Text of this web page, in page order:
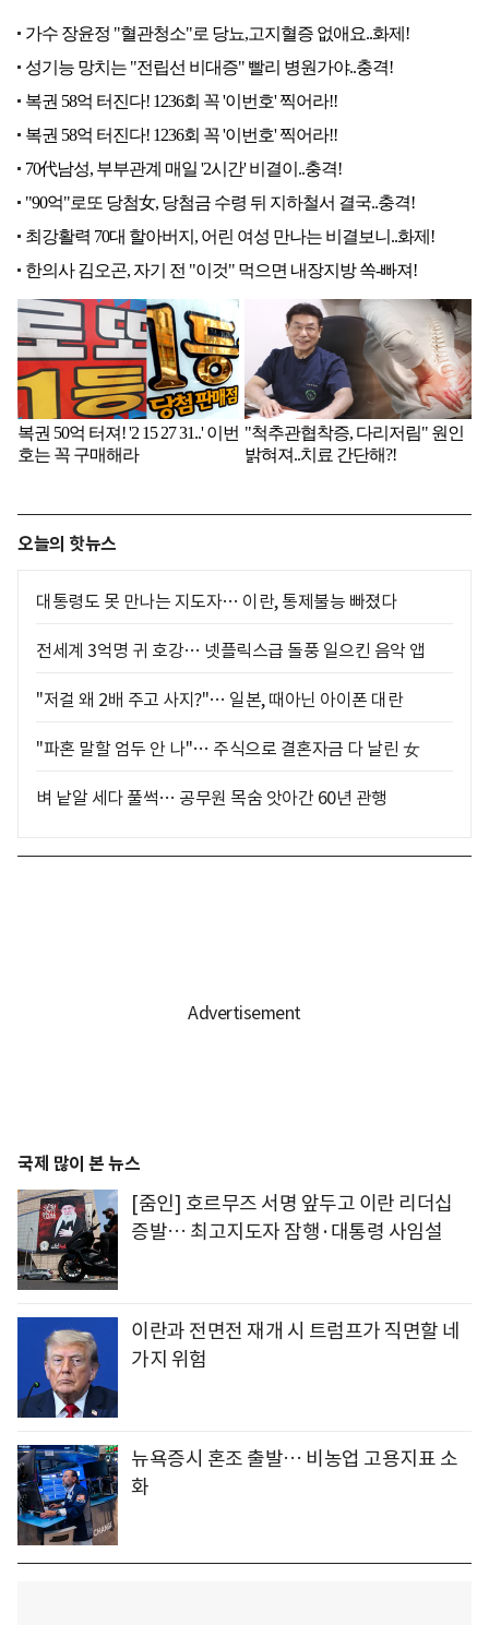
오늘의 핫뉴스
대통령도 못 만나는 지도자… 이란, 통제불능 빠졌다
전세계 3억명 귀 호강… 넷플릭스급 돌풍 일으킨 음악 앱
"저걸 왜 2배 주고 사지?"… 일본, 때아닌 아이폰 대란
"파혼 말할 엄두 안 나"… 주식으로 결혼자금 다 날린 女
벼 낱알 세다 풀썩… 공무원 목숨 앗아간 60년 관행
국제 많이 본 뉴스
[줌인] 호르무즈 서명 앞두고 이란 리더십
증발… 최고지도자 잠행·대통령 사임설
이란과 전면전 재개 시 트럼프가 직면할 네
가지 위험
뉴욕증시 혼조 출발… 비농업 고용지표 소
화